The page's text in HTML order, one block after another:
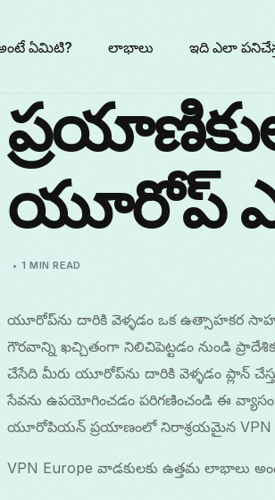
ఏమిటి? లాభాలు ఇది ఎలా
యూరోప్
1 MIN READ
యూరోప్‌ను దారికి వెళ్ళడం ఒక ఉత్సాహకర
గౌరవాన్ని ఖచ్చితంగా నిలిచిపెట్టడం నుండి
చేసేది మీరు యూరోప్‌ను దారికి వెళ్ళడం ప్లాన్
సేవను ఉపయోగించడం పరిగణించండి ఈ వ్యాసం
యూరోపియన్ ప్రయాణంలో నిరాశ్రయమైన VPN
VPN Europe వాడకులకు ఉత్తమ లాభాలు